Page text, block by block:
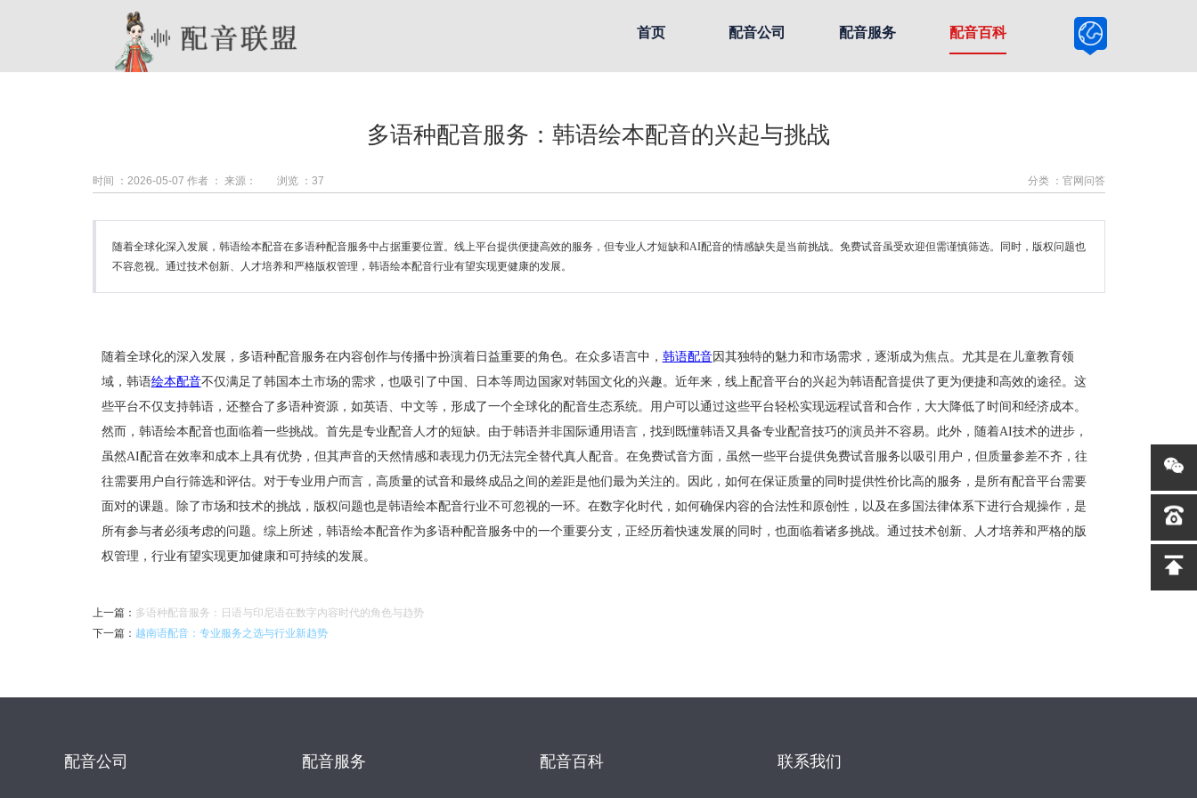
首页 配音公司 配音服务 配音百科
多语种配音服务：韩语绘本配音的兴起与挑战
时间 ：2026-05-07 作者 ： 来源： 浏览 ： 37 分类 ：官网问答
随着全球化深入发展，韩语绘本配音在多语种配音服务中占据重要位置。线上平台提供便捷高效的服务，但专业人才短缺和AI配音的情感缺失是当前挑战。免费试音虽受欢迎但需谨慎筛选。同时，版权问题也
不容忽视。通过技术创新、人才培养和严格版权管理，韩语绘本配音行业有望实现更健康的发展。
随着全球化的深入发展，多语种配音服务在内容创作与传播中扮演着日益重要的角色。在众多语言中， 韩语配音因其独特的魅力和市场需求，逐渐成为焦点。尤其是在儿童教育领
域，韩语绘本配音不仅满足了韩国本土市场的需求，也吸引了中国、日本等周边国家对韩国文化的兴趣。近年来，线上配音平台的兴起为韩语配音提供了更为便捷和高效的途径。这
些平台不仅支持韩语，还整合了多语种资源，如英语、中文等，形成了一个全球化的配音生态系统。用户可以通过这些平台轻松实现远程试音和合作，大大降低了时间和经济成本。
然而，韩语绘本配音也面临着一些挑战。首先是专业配音人才的短缺。由于韩语并非国际通用语言，找到既懂韩语又具备专业配音技巧的演员并不容易。此外，随着AI技术的进步，
虽然AI配音在效率和成本上具有优势，但其声音的天然情感和表现力仍无法完全替代真人配音。在免费试音方面，虽然一些平台提供免费试音服务以吸引用户，但质量参差不齐，往
往需要用户自行筛选和评估。对于专业用户而言，高质量的试音和最终成品之间的差距是他们最为关注的。因此，如何在保证质量的同时提供性价比高的服务，是所有配音平台需要
面对的课题。除了市场和技术的挑战，版权问题也是韩语绘本配音行业不可忽视的一环。在数字化时代，如何确保内容的合法性和原创性，以及在多国法律体系下进行合规操作，是
所有参与者必须考虑的问题。综上所述，韩语绘本配音作为多语种配音服务中的一个重要分支，正经历着快速发展的同时，也面临着诸多挑战。通过技术创新、人才培养和严格的版
权管理，行业有望实现更加健康和可持续的发展。
上一篇： 多语种配音服务：日语与印尼语在数字内容时代的角色与趋势
下一篇： 越南语配音：专业服务之选与行业新趋势
配音公司 配音服务 配音百科 联系我们